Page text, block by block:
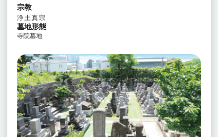
宗教
浄土真宗
墓地形態
寺院墓地